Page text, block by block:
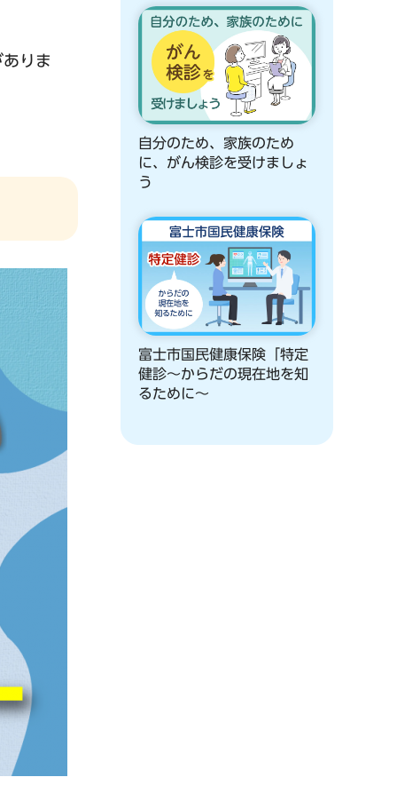
りま
自分のため、家族のため
に、がん検診を受けましょ
う
富士市国民健康保険「特定
健診～からだの現在地を知
るために～